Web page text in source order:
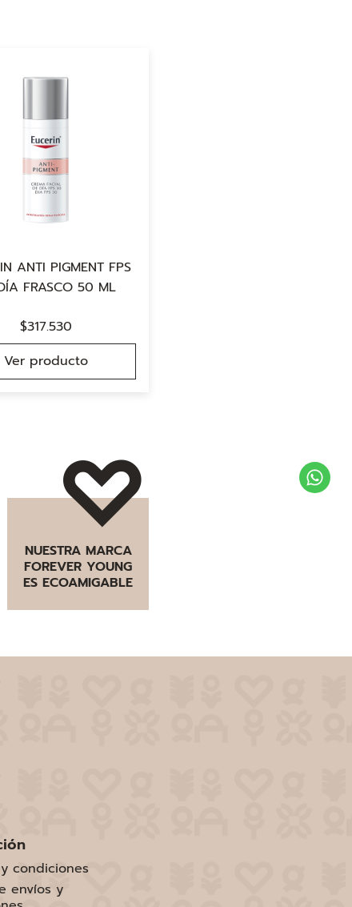
ANTI PIGMENT FPS
FRASCO 50 ML
$317.530
Ver producto
NUESTRA MARCA
FOREVER YOUNG
ES ECOAMIGABLE
condiciones
envíos y